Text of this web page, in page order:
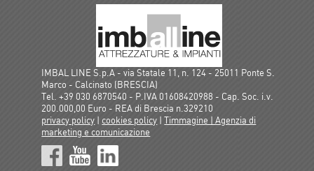
IMBAL LINE S.p.A - via Statale 11, n. 124 - 25011 Ponte S.
Marco - Calcinato (BRESCIA)
Tel. +39 030 6870540 - P.IVA 01608420988 - Cap. Soc. i.v.
200.000,00 Euro - REA di Brescia n.329210
privacy policy |cookies policy |Timmagine | Agenzia di
marketing e comunicazione